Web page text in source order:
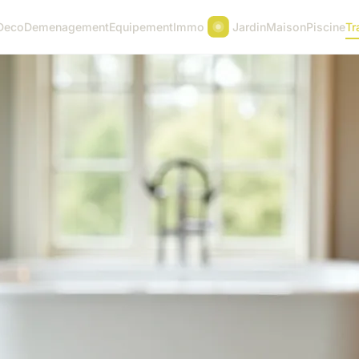
DemenagementEquipementImmo JardinMaisonPiscine